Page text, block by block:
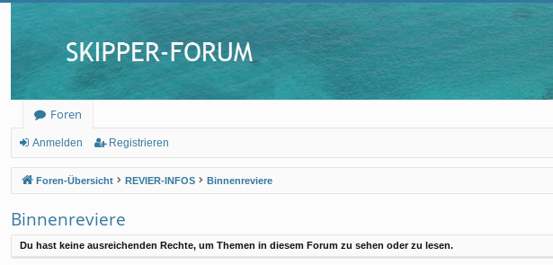
Foren
Anmelden Registrieren
Foren-Übersicht REVIER-INFOS Binnenreviere
Binnenreviere
Du hast keine ausreichenden Rechte, um Themen in diesem Forum zu sehen oder zu lesen.